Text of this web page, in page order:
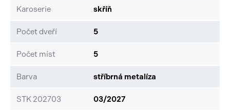
Karoserie skříň
Počet dveří 5
Počet míst 5
Barva stříbrná metalíza
STK 202703 03/2027